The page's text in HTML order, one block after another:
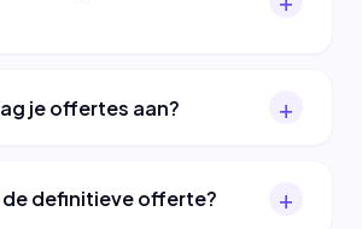
je offertes aan?
definitieve offerte?